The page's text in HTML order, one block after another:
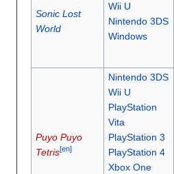
Sonic Lost
World
Wii U
Nintendo 3DS
Windows
Puyo Puyo
Tetris[en]
Nintendo 3DS
Wii U
PlayStation
Vita
PlayStation 3
PlayStation 4
Xbox One